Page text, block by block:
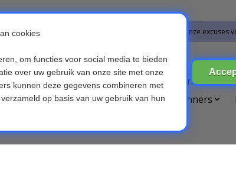
vanaf 09-07-2026 word op 10-08-2026 verzonden. Onze excuses
Broedmachines Computer & Telefoon
Kinderen & Baby's OBD scanners